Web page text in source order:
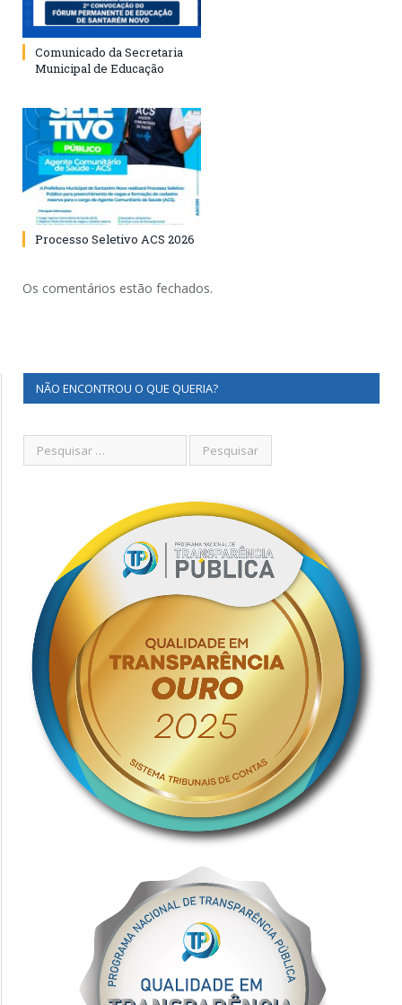
Comunicado da Secretaria
Municipal de Educação
Processo Seletivo ACS 2026
Os comentários estão fechados.
NÃO ENCONTROU O QUE QUERIA?